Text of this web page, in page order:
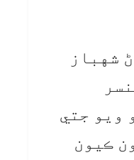
شهباز
ويو جتي
ڪيون